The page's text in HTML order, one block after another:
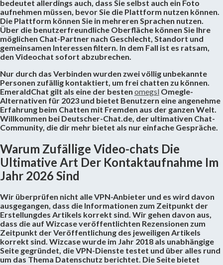
bedeutet allerdings auch, dass Sie selbst auch ein Foto
aufnehmen müssen, bevor Sie die Plattform nutzen können.
Die Plattform können Sie in mehreren Sprachen nutzen.
Über die benutzerfreundliche Oberfläche können Sie Ihre
möglichen Chat-Partner nach Geschlecht, Standort und
gemeinsamen Interessen filtern. In dem Fall ist es ratsam,
den Videochat sofort abzubrechen.
Nur durch das Verbinden wurden zwei völlig unbekannte
Personen zufällig kontaktiert, um frei chatten zu können.
EmeraldChat gilt als eine der besten omegsl Omegle-
Alternativen für 2023 und bietet Benutzern eine angenehme
Erfahrung beim Chatten mit Fremden aus der ganzen Welt.
Willkommen bei Deutscher-Chat.de, der ultimativen Chat-
Community, die dir mehr bietet als nur einfache Gespräche.
Warum Zufällige Video-chats Die
Ultimative Art Der Kontaktaufnahme Im
Jahr 2026 Sind
Wir überprüfen nicht alle VPN-Anbieter und es wird davon
ausgegangen, dass die Informationen zum Zeitpunkt der
Erstellungdes Artikels korrekt sind. Wir gehen davon aus,
dass die auf Wizcase veröffentlichten Rezensionen zum
Zeitpunkt der Veröffentlichung des jeweiligen Artikels
korrekt sind. Wizcase wurde im Jahr 2018 als unabhängige
Seite gegründet, die VPN-Dienste testet und über alles rund
um das Thema Datenschutz berichtet. Die Seite bietet